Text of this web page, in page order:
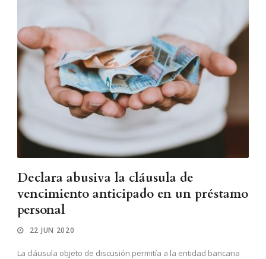
Declara abusiva la cláusula de
vencimiento anticipado en un préstamo
personal
22 JUN 2020
La cláusula objeto de discusión permitía a la entidad bancaria